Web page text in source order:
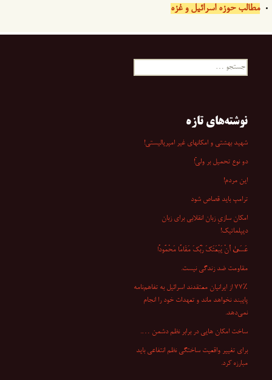
مطالب حوزه اسرائیل و غزه
جستجو
نوشته‌های تازه
شهید بهشتی و امکانهای غیر امپریالیستی!
دو نوع تحمیل بر ولیّ!
این مردم!
ترامپ باید قصاص شود
امکان سازیِ زبان انقلابی برای زبان
دیپلماتیک!
عَسَىٰ أَنْ یَبْعَثَکَ رَبُّکَ مَقَامًا مَحْمُودًا
مقاومت ضد زندگی نیست.
۷۷٪ از ایرانیان معتقدند اسرائیل به تفاهم‌نامه
پایبند نخواهد ماند و تعهدات خود را انجام
نمی‌دهد.
ساخت امکان هایی در برابر نظم دشمن ….
برای تغییر واقعیت ساختگی نظم انتفاعی باید
مبارزه کرد.